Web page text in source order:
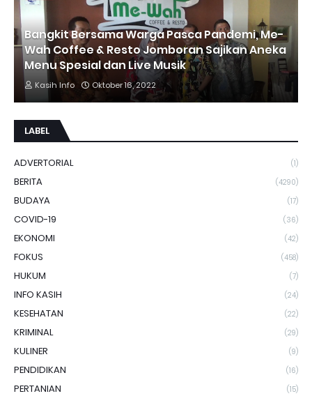
Bangkit Bersama Warga Pasca Pandemi, Me-
Wah Coffee & Resto Jomboran Sajikan Aneka
Menu Spesial dan Live Musik
Kasih Info Oktober 16, 2022
LABEL
ADVERTORIAL (1)
BERITA (4290)
BUDAYA (17)
COVID-19 (36)
EKONOMI (42)
FOKUS (458)
HUKUM (7)
INFO KASIH (24)
KESEHATAN (22)
KRIMINAL (29)
KULINER (9)
PENDIDIKAN (16)
PERTANIAN (15)